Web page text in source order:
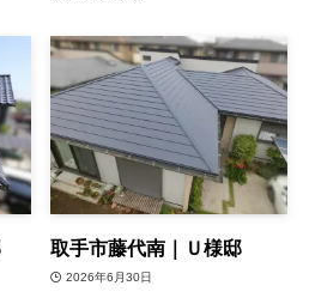
取手市藤代南｜Ｕ様邸
2026年6月30日